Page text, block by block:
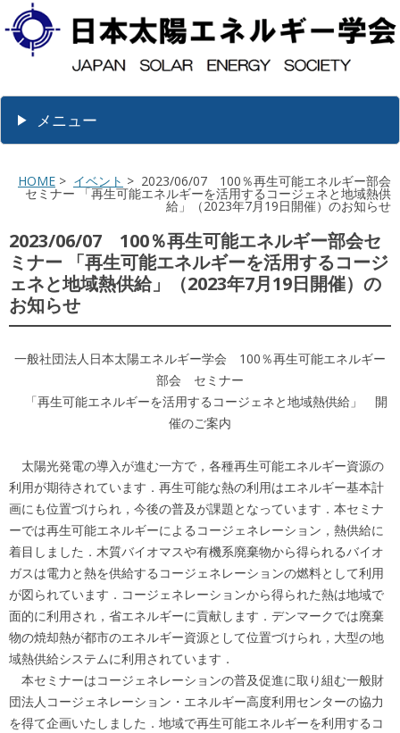
メニュー
HOME > イベント > 2023/06/07 100％再生可能エネルギー部会
セミナー 「再生可能エネルギーを活用するコージェネと地域熱供
給」（2023年7月19日開催）のお知らせ
2023/06/07 100％再生可能エネルギー部会セ
ミナー 「再生可能エネルギーを活用するコージ
ェネと地域熱供給」（2023年7月19日開催）の
お知らせ
一般社団法人日本太陽エネルギー学会 100％再生可能エネルギー
部会 セミナー
「再生可能エネルギーを活用するコージェネと地域熱供給」 開
催のご案内
太陽光発電の導入が進む一方で，各種再生可能エネルギー資源の
利用が期待されています．再生可能な熱の利用はエネルギー基本計
画にも位置づけられ，今後の普及が課題となっています．本セミナ
ーでは再生可能エネルギーによるコージェネレーション，熱供給に
着目しました．木質バイオマスや有機系廃棄物から得られるバイオ
ガスは電力と熱を供給するコージェネレーションの燃料として利用
が図られています．コージェネレーションから得られた熱は地域で
面的に利用され，省エネルギーに貢献します．デンマークでは廃棄
物の焼却熱が都市のエネルギー資源として位置づけられ，大型の地
域熱供給システムに利用されています．
本セミナーはコージェネレーションの普及促進に取り組む一般財
団法人コージェネレーション・エネルギー高度利用センターの協力
を得て企画いたしました．地域で再生可能エネルギーを利用するコ